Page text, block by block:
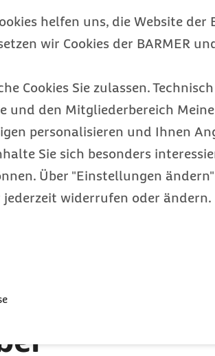
helfen uns, die Website
wir Cookies der BARMER
Cookies Sie zulassen.
und den Mitgliederbereich
personalisieren und Ihnen
Sie sich besonders
Über "Einstellungen
jederzeit widerrufen oder ändern.
in die Berechnung
Sie beeinflussen damit
spätere
in der
die gleichen pauschalen
im Vorfeld
die Auswirkungen von